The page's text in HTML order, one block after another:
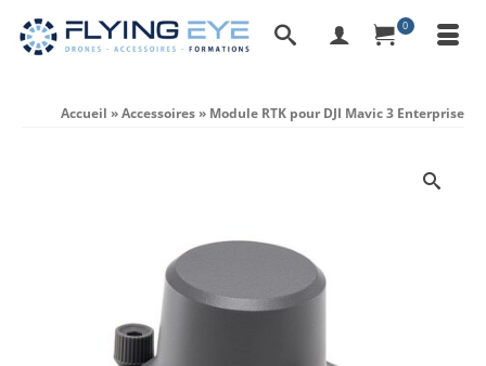
0
Accueil »Accessoires» Module RTK pour DJI Mavic 3 Enterprise